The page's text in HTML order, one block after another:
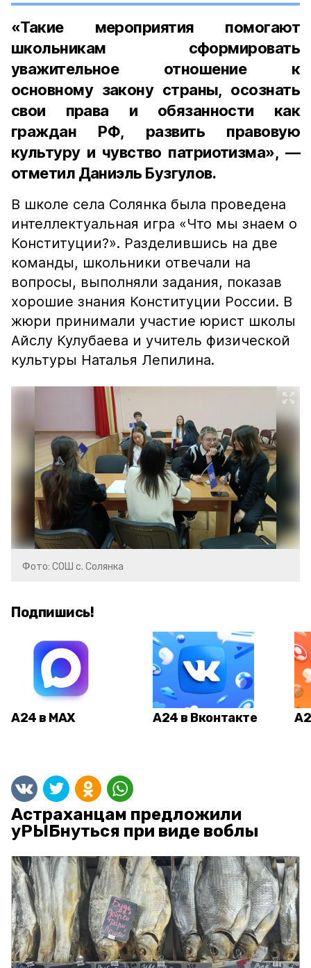
«Такие мероприятия помогают
школьникам сформировать
уважительное отношение к
основному закону страны, осознать
свои права и обязанности как
граждан РФ, развить правовую
культуру и чувство патриотизма», —
отметил Даниэль Бузгулов.
В школе села Солянка была проведена
интеллектуальная игра «Что мы знаем о
Конституции?». Разделившись на две
команды, школьники отвечали на
вопросы, выполняли задания, показав
хорошие знания Конституции России. В
жюри принимали участие юрист школы
Айслу Кулубаева и учитель физической
культуры Наталья Лепилина.
Фото: СОШ с. Солянка
Подпишись!
А24 в MAX А24 в Вконтакте
Астраханцам предложили
уРЫБнуться при виде воблы